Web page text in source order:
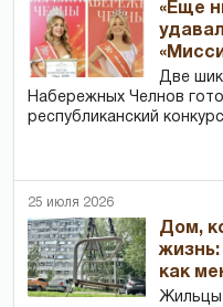
«Еще
Две
Набережных Челнов
республиканский конкурс
25 июля 2026
Дом,
как
Жильцы